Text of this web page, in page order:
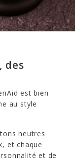
des
est bien
au style
neutres
et chaque
et de